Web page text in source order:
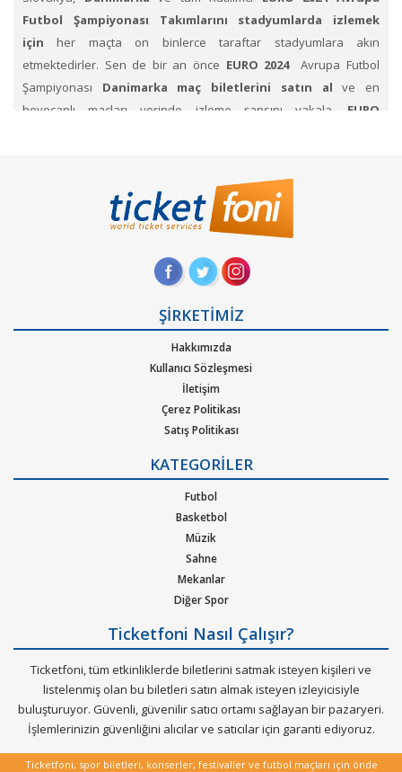
Futbol Şampiyonası Takımlarını stadyumlarda izlemek
için her maçta on binlerce taraftar stadyumlara akın
etmektedirler. Sen de bir an önce EURO 2024
Avrupa Futbol
Şampiyonası Danimarka maç biletlerini satın al ve en
heyecanlı maçları yerinde izleme şansını yakala. EURO
nın birbiri karşısında mücadelesinde
yetenekli, hızlı, pahalı değerli oyuncuların Showlarını izlemek
EURO 2024 Maç biletini al.
EURO 2024 Danimarka Maç biletleri için Ticketfoni'yi inceleyin.
Hep destek tam destekle tribündeki yerlerini alan taraftarlar,
renklerini taşıyıp formalarının hakkını vermeye çalışan
futbolculara sahip çıkıyorlar.DanimarkaTakımını desteklemek
için stadyumdaki yerlerini dolduruyor.
üzerinden Danimarka EURO 2024 Maç Bileti satın almak için
1. Ticketfoni’ye üye olunuz. Bilet seçiminizi yapınız. (Katılmak
istediğiniz etkinlik ya da etkinliklere ait siteye optimize edilmiş
oturma planları ve kategori sayesinde bilet seçiminizi yapınız.)
2. Size sunulan güvenli ödeme adımına geçiniz. Artık biletiniz
ŞİRKETİMİZ
Hakkımızda
Kullanıcı Sözleşmesi
İletişim
Çerez Politikası
Satış Politikası
Kurumsal Ağırlama
Nasıl Çalışır
Bilet Tipi ve Teslimat
Üyelik Doğrulama
Sık Sorulan Sorular
KATEGORİLER
Futbol
Basketbol
Müzik
Sahne
Mekanlar
Diğer Spor
Ticketfoni Nasıl Çalışır?
Ticketfoni, tüm etkinliklerde biletlerini satmak isteyen kişileri ve
listelenmiş olan bu biletleri satın almak isteyen izleyicisiyle
buluşturuyor. Güvenli, güvenilir satıcı ortamı sağlayan bir pazaryeri.
İşlemlerinizin güvenliğini alıcılar ve satıcılar için garanti ediyoruz.
Ticketfoni, spor biletleri, konserler, festivaller ve futbol maçları için önde